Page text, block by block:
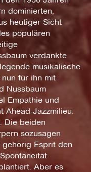
dominierten,
heutiger Sicht
populären
verdankte
musikalische
für ihn mit
Nussbaum
Empathie und
Ahead-Jazzmilieu.
Die beiden
sozusagen
gehörig Esprit den
Aber es